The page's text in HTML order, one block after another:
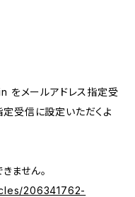
をメールアドレス指定受
定受信に設定いただくよ
ません。
206341762-